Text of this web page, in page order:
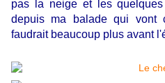
pas la neige et les
depuis ma balade qui vont
faudrait beaucoup plus avant